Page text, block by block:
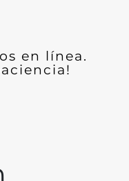
en línea.